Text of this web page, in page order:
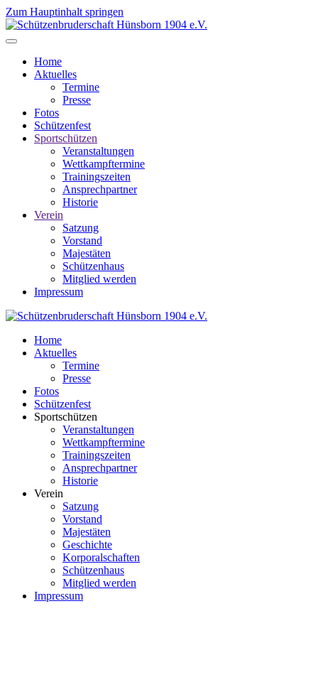
Zum Hauptinhalt springen
Home
Aktuelles
Termine
Presse
Fotos
Schützenfest
Sportschützen
Veranstaltungen
Wettkampftermine
Trainingszeiten
Ansprechpartner
Historie
Verein
Satzung
Vorstand
Majestäten
Schützenhaus
Mitglied werden
Impressum
Home
Aktuelles
Termine
Presse
Fotos
Schützenfest
Sportschützen
Veranstaltungen
Wettkampftermine
Trainingszeiten
Ansprechpartner
Historie
Verein
Satzung
Vorstand
Majestäten
Geschichte
Korporalschaften
Schützenhaus
Mitglied werden
Impressum